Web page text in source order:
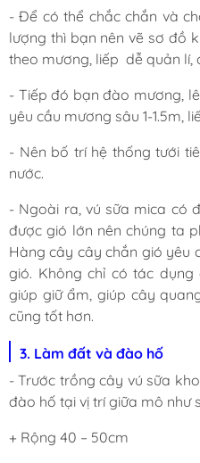
- Để có thể chắc chắn và
lượng thì bạn nên vẽ sơ đồ
theo mương, liếp dễ quản lí,
- Tiếp đó bạn đào mương,
yêu cầu mương sâu 1-1.5m,
- Nên bố trí hệ thống tưới
nước.
- Ngoài ra, vú sữa mica có
được gió lớn nên chúng ta
Hàng cây cây chắn gió yêu
gió. Không chỉ có tác
giúp giữ ẩm, giúp cây
cũng tốt hơn.
3. Làm đất và đào hố
- Trước trồng cây vú sữa
đào hố tại vị trí giữa mô như
+ Rộng 40 – 50cm